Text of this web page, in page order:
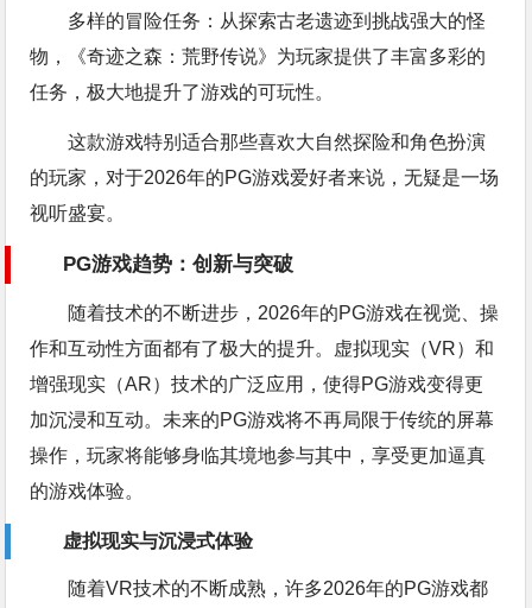
多样的冒险任务：从探索古老遗迹到挑战强大的怪
物，《奇迹之森：荒野传说》为玩家提供了丰富多彩的
任务，极大地提升了游戏的可玩性。
这款游戏特别适合那些喜欢大自然探险和角色扮演
的玩家，对于2026年的PG游戏爱好者来说，无疑是一场
视听盛宴。
PG游戏趋势：创新与突破
随着技术的不断进步，2026年的PG游戏在视觉、操
作和互动性方面都有了极大的提升。虚拟现实（VR）和
增强现实（AR）技术的广泛应用，使得PG游戏变得更
加沉浸和互动。未来的PG游戏将不再局限于传统的屏幕
操作，玩家将能够身临其境地参与其中，享受更加逼真
的游戏体验。
虚拟现实与沉浸式体验
随着VR技术的不断成熟，许多2026年的PG游戏都